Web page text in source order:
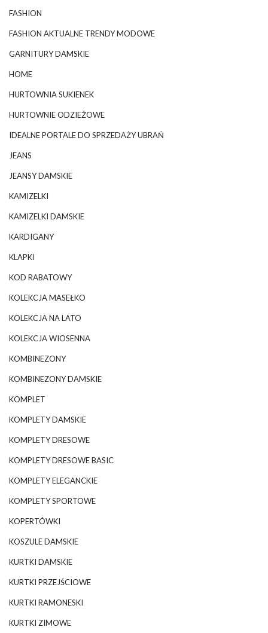
FASHION
FASHION AKTUALNE TRENDY MODOWE
GARNITURY DAMSKIE
HOME
HURTOWNIA SUKIENEK
HURTOWNIE ODZIEŻOWE
IDEALNE PORTALE DO SPRZEDAŻY UBRAŃ
JEANS
JEANSY DAMSKIE
KAMIZELKI
KAMIZELKI DAMSKIE
KARDIGANY
KLAPKI
KOD RABATOWY
KOLEKCJA MASEŁKO
KOLEKCJA NA LATO
KOLEKCJA WIOSENNA
KOMBINEZONY
KOMBINEZONY DAMSKIE
KOMPLET
KOMPLETY DAMSKIE
KOMPLETY DRESOWE
KOMPLETY DRESOWE BASIC
KOMPLETY ELEGANCKIE
KOMPLETY SPORTOWE
KOPERTÓWKI
KOSZULE DAMSKIE
KURTKI DAMSKIE
KURTKI PRZEJŚCIOWE
KURTKI RAMONESKI
KURTKI ZIMOWE